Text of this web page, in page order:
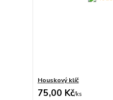
Houskový klíč
75,00 Kč/ks